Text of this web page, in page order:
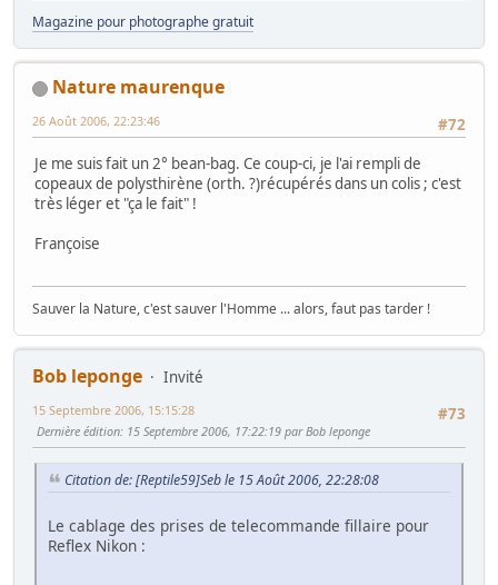
Magazine pour photographe gratuit
Nature maurenque
#72
26 Août 2006, 22:23:46
Je me suis fait un 2° bean-bag. Ce coup-ci, je l'ai rempli de
copeaux de polysthirène (orth. ?)récupérés dans un colis ; c'est
très léger et "ça le fait" !
Françoise
Sauver la Nature, c'est sauver l'Homme ... alors, faut pas tarder !
Bob leponge
Invité
#73
15 Septembre 2006, 15:15:28
Dernière édition: 15 Septembre 2006, 17:22:19 par Bob leponge
Citation de: [Reptile59]Seb le 15 Août 2006, 22:28:08
Le cablage des prises de telecommande fillaire pour
Reflex Nikon :